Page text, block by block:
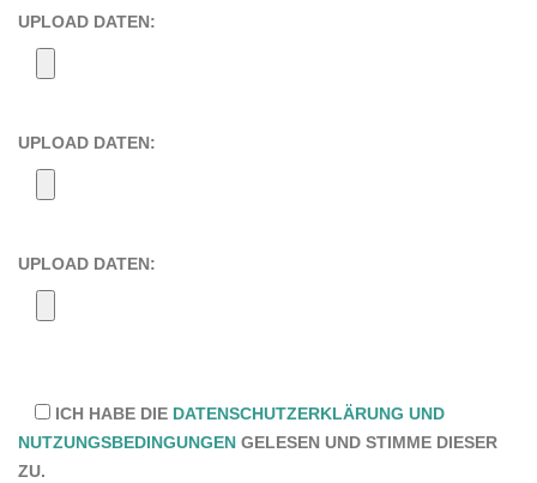
UPLOAD DATEN:
UPLOAD DATEN:
UPLOAD DATEN:
ICH HABE DIE DATENSCHUTZERKLÄRUNG UND
NUTZUNGSBEDINGUNGEN GELESEN UND STIMME DIESER
ZU.